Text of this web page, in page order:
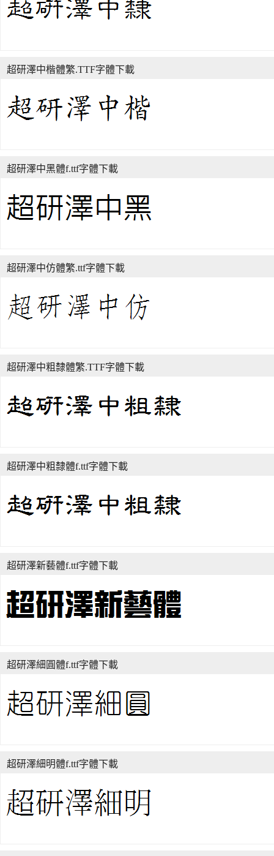
超研澤中楷體繁.TTF字體下載
超研澤中黑體f.ttf字體下載
超研澤中仿體繁.ttf字體下載
超研澤中粗隸體繁.TTF字體下載
超研澤中粗隸體f.ttf字體下載
超研澤新藝體f.ttf字體下載
超研澤細圓體f.ttf字體下載
超研澤細明體f.ttf字體下載